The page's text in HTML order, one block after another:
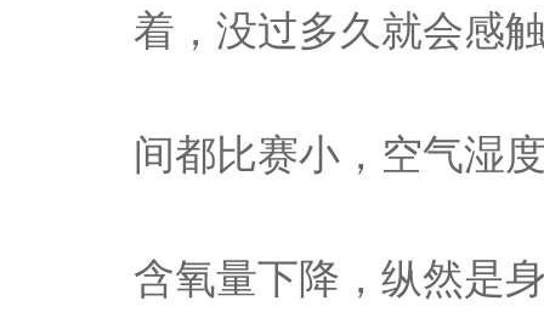
着，没过多久就会感
间都比赛小，空气湿
含氧量下降，纵然是